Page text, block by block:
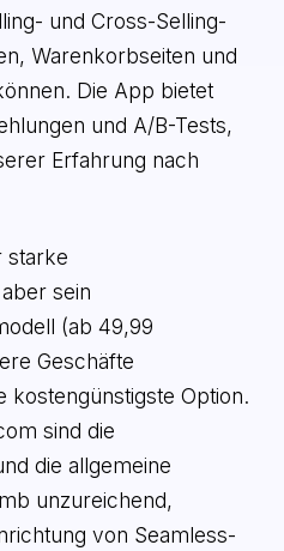
und Cross-Selling-
Warenkorbseiten und
Die App bietet
und A/B-Tests,
Erfahrung nach
starke
sein
(ab 49,99
Geschäfte
kostengünstigste Option.
sind die
die allgemeine
unzureichend,
von Seamless-